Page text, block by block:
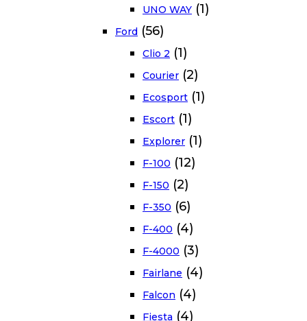
UNO WAY (1)
Ford (56)
Clio 2 (1)
Courier (2)
Ecosport (1)
Escort (1)
Explorer (1)
F-100 (12)
F-150 (2)
F-350 (6)
F-400 (4)
F-4000 (3)
Fairlane (4)
Falcon (4)
Fiesta (4)